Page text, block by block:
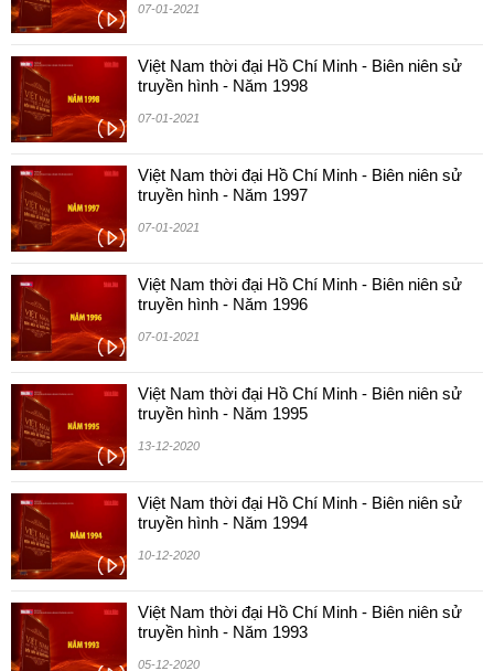
07-01-2021
Việt Nam thời đại Hồ Chí Minh - Biên niên sử
truyền hình - Năm 1998
07-01-2021
Việt Nam thời đại Hồ Chí Minh - Biên niên sử
truyền hình - Năm 1997
07-01-2021
Việt Nam thời đại Hồ Chí Minh - Biên niên sử
truyền hình - Năm 1996
07-01-2021
Việt Nam thời đại Hồ Chí Minh - Biên niên sử
truyền hình - Năm 1995
13-12-2020
Việt Nam thời đại Hồ Chí Minh - Biên niên sử
truyền hình - Năm 1994
10-12-2020
Việt Nam thời đại Hồ Chí Minh - Biên niên sử
truyền hình - Năm 1993
05-12-2020